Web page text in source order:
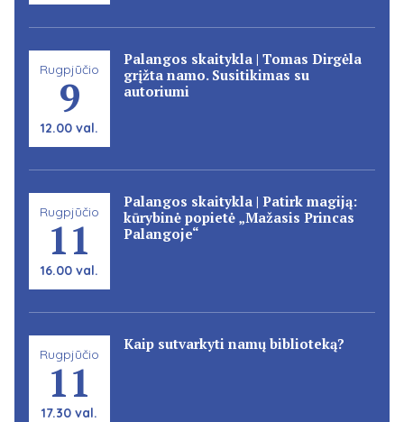
Rugpjūčio
9
12.00 val.
Palangos skaitykla | Tomas Dirgėla
grįžta namo. Susitikimas su
autoriumi
Rugpjūčio
11
16.00 val.
Palangos skaitykla | Patirk magiją:
kūrybinė popietė „Mažasis Princas
Palangoje“
Rugpjūčio
11
17.30 val.
Kaip sutvarkyti namų biblioteką?